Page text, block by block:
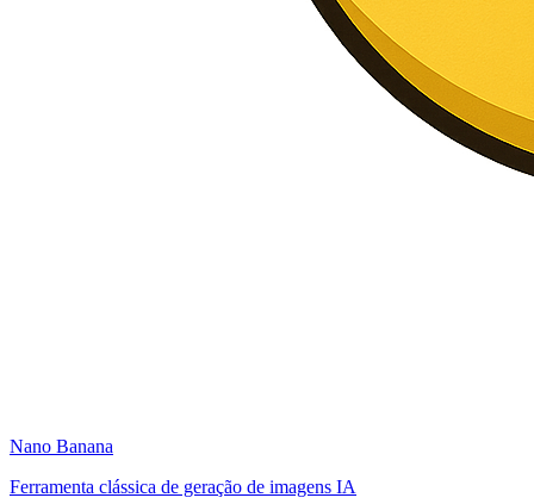
Nano Banana
Ferramenta clássica de geração de imagens IA